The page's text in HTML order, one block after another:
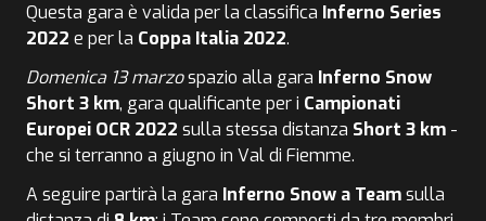
Questa gara è valida per la classifica Inferno Series
2022 e per la Coppa Italia 2022.
Domenica 13 marzospazio alla gara Inferno Snow
Short 3 km, gara qualificante per i Campionati
Europei OCR 2022 sulla stessa distanza Short 3 km -
che si terranno a giugno in Val di Fiemme.
A seguire partirà la gara Inferno Snow a Teamsulla